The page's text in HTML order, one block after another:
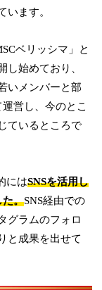
います。
ベリッシマ」と
し始めており、
いメンバーと部
営し、今のとこ
ているところで
にはSNSを活用し
た。SNS経由での
グラムのフォロ
と成果を出せて